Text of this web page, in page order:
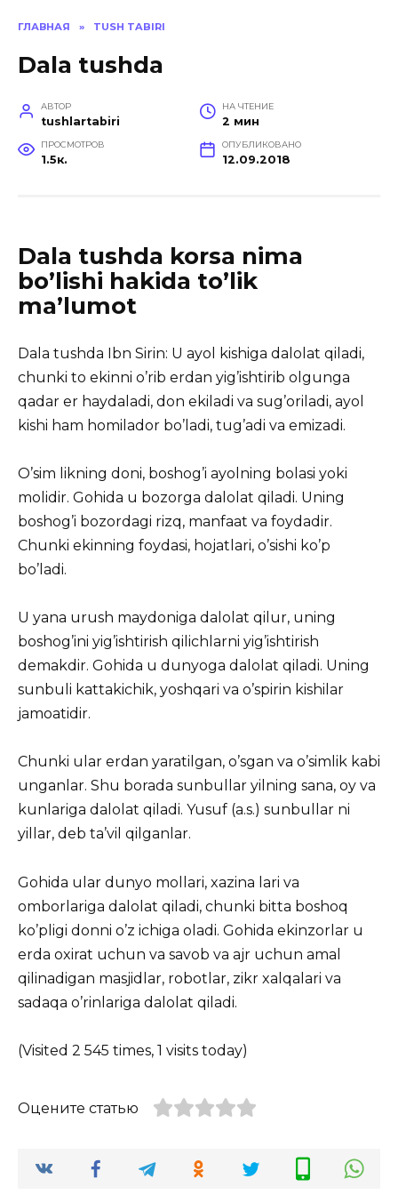
ГЛАВНАЯ » TUSH TABIRI
Dala tushda
АВТОР
tushlartabiri
НА ЧТЕНИЕ
2 мин
ПРОСМОТРОВ
1.5к.
ОПУБЛИКОВАНО
12.09.2018
Dala tushda korsa nima
bo’lishi hakida to’lik
ma’lumot
Dala tushda Ibn Sirin: U ayol kishiga dalolat qiladi,
chunki to ekinni o’rib erdan yig’ishtirib olgunga
qadar er haydaladi, don ekiladi va sug’oriladi, ayol
kishi ham homilador bo’ladi, tug’adi va emizadi.
O’sim likning doni, boshog’i ayolning bolasi yoki
molidir. Gohida u bozorga dalolat qiladi. Uning
boshog’i bozordagi rizq, manfaat va foydadir.
Chunki ekinning foydasi, hojatlari, o’sishi ko’p
bo’ladi.
U yana urush maydoniga dalolat qilur, uning
boshog’ini yig’ishtirish qilichlarni yig’ishtirish
demakdir. Gohida u dunyoga dalolat qiladi. Uning
sunbuli kattakichik, yoshqari va o’spirin kishilar
jamoatidir.
Chunki ular erdan yaratilgan, o’sgan va o’simlik kabi
unganlar. Shu borada sunbullar yilning sana, oy va
kunlariga dalolat qiladi. Yusuf (a.s.) sunbullar ni
yillar, deb ta’vil qilganlar.
Gohida ular dunyo mollari, xazina lari va
omborlariga dalolat qiladi, chunki bitta boshoq
ko’pligi donni o’z ichiga oladi. Gohida ekinzorlar u
erda oxirat uchun va savob va ajr uchun amal
qilinadigan masjidlar, robotlar, zikr xalqalari va
sadaqa o’rinlariga dalolat qiladi.
(Visited 2 545 times, 1 visits today)
Оцените статью